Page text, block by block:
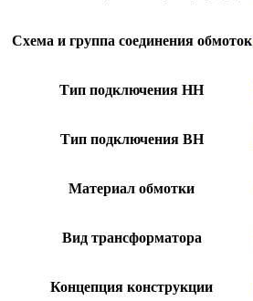
Схема и группа соединения обмоток
Тип подключения НН
Тип подключения ВН
Материал обмотки
Вид трансформатора
Концепция конструкции